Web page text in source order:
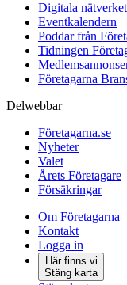
Digitala nätverket
Eventkalendern
Poddar från
Tidningen
Företagarna
Delwebbar
Företagarna.se
Nyheter
Valet
Årets Företagare
Försäkringar
Om Företagarna
Kontakt
Logga in
Här finns vi
Stäng karta